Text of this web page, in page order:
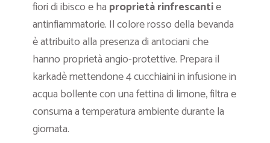
fiori di ibisco e ha proprietà rinfrescantie
antinfiammatorie. Il colore rosso della bevanda
è attribuito alla presenza di antociani che
hanno proprietà angio-protettive. Prepara il
karkadè mettendone 4 cucchiaini in infusione in
acqua bollente con una fettina di limone, filtra e
consuma a temperatura ambiente durante la
giornata.